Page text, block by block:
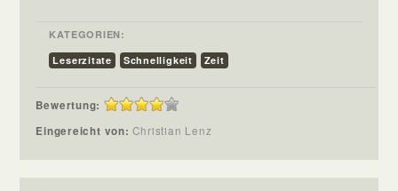
KATEGORIEN:
Leserzitate
Schnelligkeit Zeit
Bewertung:
Eingereicht von:Christian Lenz